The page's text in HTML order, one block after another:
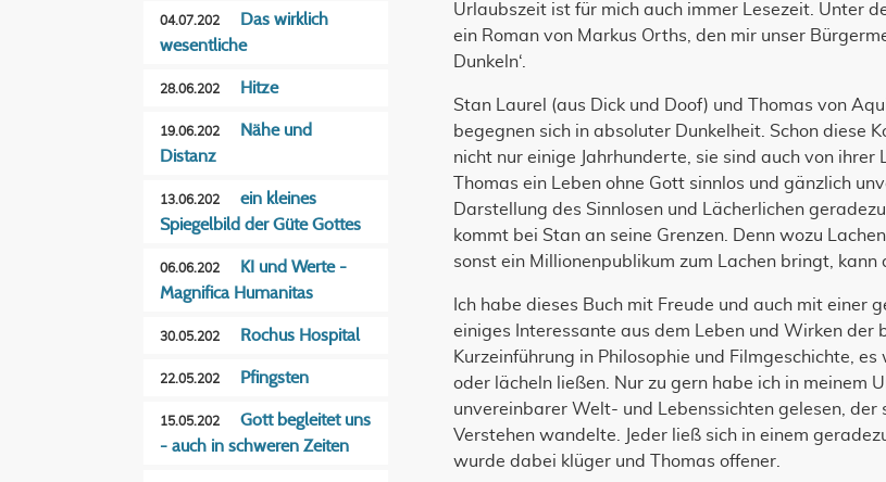
Urlaubszeit ist für mich auch immer Lesezeit. Unter
ein Roman von Markus Orths, den mir unser
Dunkeln‘.
Stan Laurel (aus Dick und Doof) und Thomas von
begegnen sich in absoluter Dunkelheit. Schon diese
nicht nur einige Jahrhunderte, sie sind auch von
Thomas ein Leben ohne Gott sinnlos und gänzlich
Darstellung des Sinnlosen und Lächerlichen
kommt bei Stan an seine Grenzen. Denn wozu
sonst ein Millionenpublikum zum Lachen bringt, kann
Ich habe dieses Buch mit Freude und auch mit einer
einiges Interessante aus dem Leben und Wirken der
Kurzeinführung in Philosophie und Filmgeschichte,
oder lächeln ließen. Nur zu gern habe ich in meinem
unvereinbarer Welt- und Lebenssichten gelesen,
Verstehen wandelte. Jeder ließ sich in einem
wurde dabei klüger und Thomas offener.
04.07.202
Das wirklich
wesentliche
28.06.202 Hitze
19.06.202
Nähe und
Distanz
13.06.202
ein kleines
Spiegelbild der Güte Gottes
06.06.202
KI und Werte -
Magnifica Humanitas
30.05.202 Rochus Hospital
22.05.202 Pfingsten
15.05.202
Gott begleitet uns
- auch in schweren Zeiten